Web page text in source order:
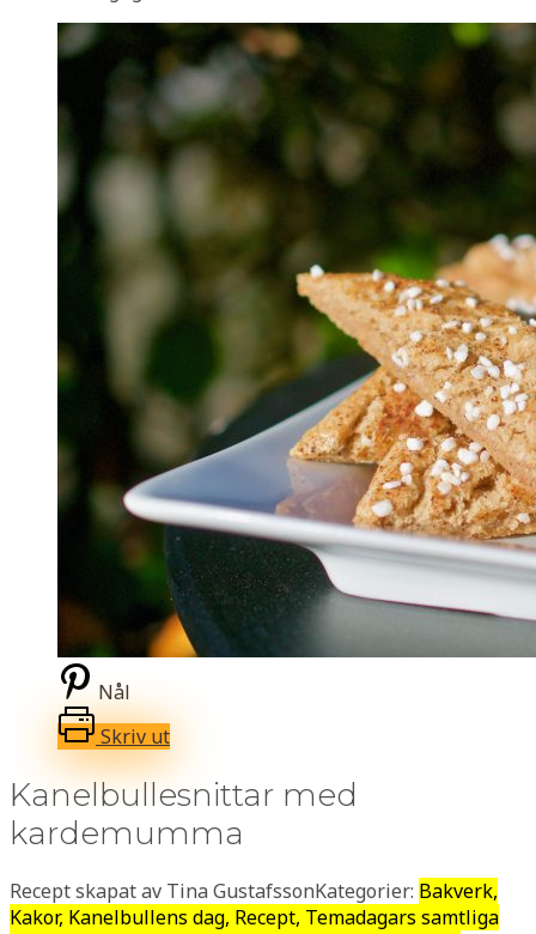
Nål
Skriv ut
Kanelbullesnittar med
kardemumma
Recept skapat av Tina GustafssonKategorier: Bakverk,
Kakor, Kanelbullens dag, Recept, Temadagars samtliga